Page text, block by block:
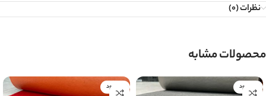
نظرات (0)
محصولات مشابه
ناموجود ناموجود